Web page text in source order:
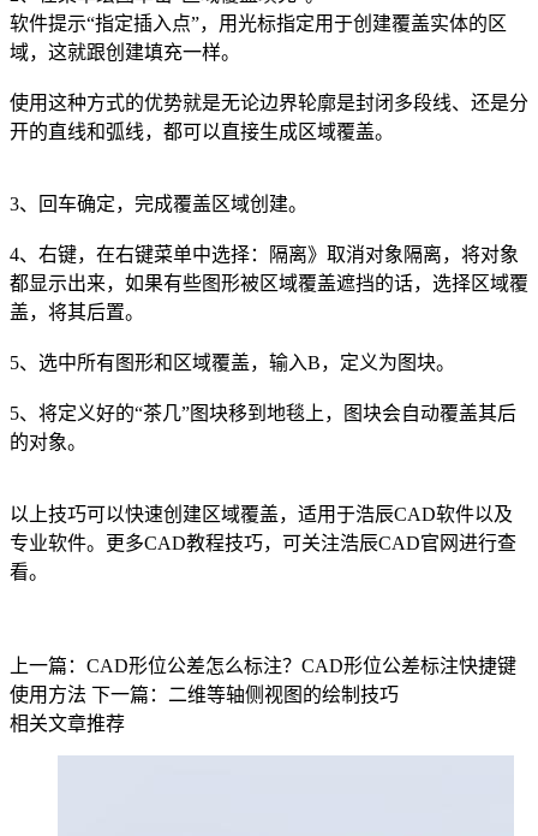
软件提示“指定插入点”，用光标指定用于创建覆盖实体的区
域，这就跟创建填充一样。
使用这种方式的优势就是无论边界轮廓是封闭多段线、还是分
开的直线和弧线，都可以直接生成区域覆盖。
3、回车确定，完成覆盖区域创建。
4、右键，在右键菜单中选择：隔离》取消对象隔离，将对象
都显示出来，如果有些图形被区域覆盖遮挡的话，选择区域覆
盖，将其后置。
5、选中所有图形和区域覆盖，输入B，定义为图块。
5、将定义好的“茶几”图块移到地毯上，图块会自动覆盖其后
的对象。
以上技巧可以快速创建区域覆盖，适用于浩辰CAD软件以及
专业软件。更多CAD教程技巧，可关注浩辰CAD官网进行查
看。
上一篇：CAD形位公差怎么标注？CAD形位公差标注快捷键
使用方法 下一篇：二维等轴侧视图的绘制技巧
相关文章推荐